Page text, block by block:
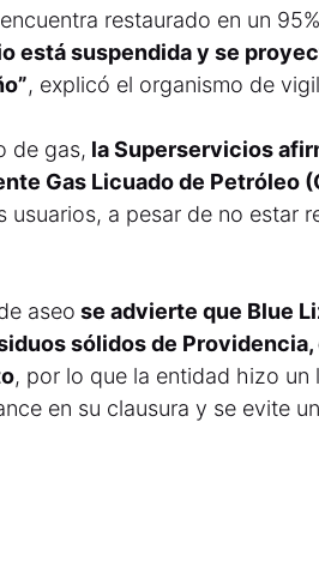
restaurado en un
está suspendida y se
, explicó el organismo de
de gas, la Superservicios
Gas Licuado de Petróleo
usuarios, a pesar de no estar
aseo se advierte que Blue
sólidos de
, por lo que la entidad hizo un
en su clausura y se evite